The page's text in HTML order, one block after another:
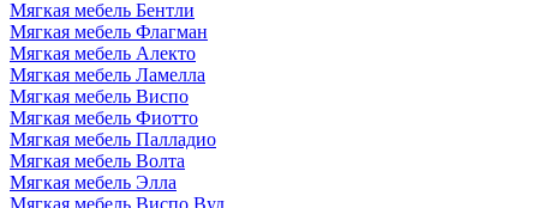
Мягкая мебель Бентли
Мягкая мебель Флагман
Мягкая мебель Алекто
Мягкая мебель Ламелла
Мягкая мебель Виспо
Мягкая мебель Фиотто
Мягкая мебель Палладио
Мягкая мебель Волта
Мягкая мебель Элла
Мягкая мебель Виспо Вуд